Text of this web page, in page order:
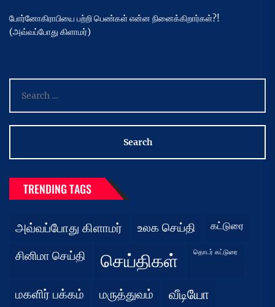
போர்னோகிராபியை பற்றி பெண்கள் என்ன நினைக்கிறார்கள்?!
(அவ்வப்போது கிளாமர்)
for:
TRENDING TAGS
அவ்வப்போது கிளாமர் உலக செய்தி கட்டுரை
சினிமா செய்தி செய்திகள் தொடர் கட்டுரை
மகளிர் பக்கம் மருத்துவம் வீடியோ